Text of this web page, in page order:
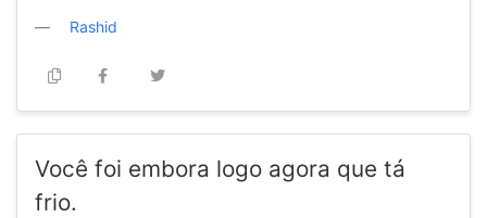
Rashid
Você foi embora logo agora que tá
frio.